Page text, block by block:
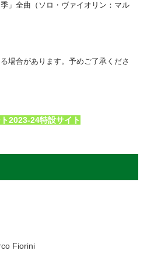
」全曲（ソロ・ヴァイオリン：マル
場合があります。予めご了承くださ
2023-24特設サイト
Fiorini